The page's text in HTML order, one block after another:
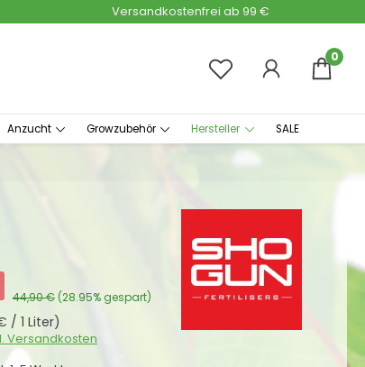
Versandkostenfrei ab 99 €
0
Anzucht Growzubehör Hersteller SALE
Regulärer Preis:
44,90 € (28.95% gespart)
/ 1 Liter)
Versandkosten